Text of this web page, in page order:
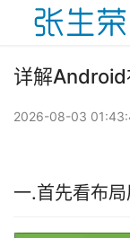
详解Android
2026-08-03
一.首先看布